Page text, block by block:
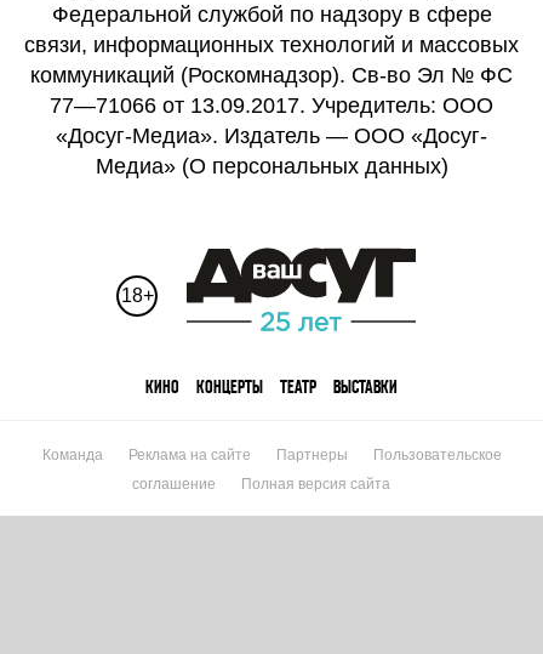
Федеральной службой по надзору в сфере
связи, информационных технологий и массовых
коммуникаций (Роскомнадзор). Св-во Эл № ФС
77—71066 от 13.09.2017. Учредитель: ООО
«Досуг-Медиа». Издатель — ООО «Досуг-
Медиа» (О персональных данных)
18+
КИНО КОНЦЕРТЫ ТЕАТР ВЫСТАВКИ
Команда Реклама на сайте Партнеры
Пользовательское
соглашение
Полная версия сайта